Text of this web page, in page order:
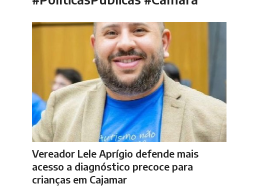
Vereador Lele Aprígio defende mais
acesso a diagnóstico precoce para
crianças em Cajamar